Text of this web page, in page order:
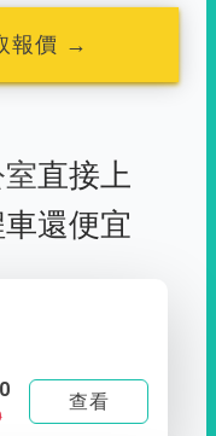
報價 →
直接上
還便宜
查看